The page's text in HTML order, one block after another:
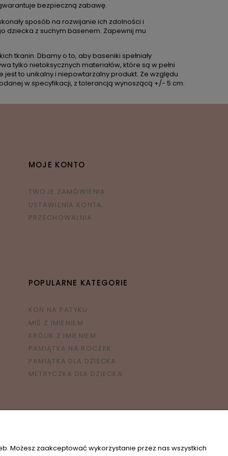
bezpieczną zabawę.
sposób na rozwijanie ich zdolności i
dziecka z suchym basenem. Zapewnij mu
tkanin. Dbamy o to, aby baseniki spełniały
tylko nietoksycznych materiałów, które są w pełni
to unikalny i niepowtarzalny produkt. Ze względu
w specyfikacji, z tolerancją wynoszącą +/- 5 cm.
MOJE KONTO
TWOJE ZAMÓWIENIA
USTAWIENIA KONTA
PRZECHOWALNIA
POPULARNE KATEGORIE
KOŃ NA PATYKU
MIŚ Z IMIENIEM
KRÓLIK Z IMIENIEM
PAMIĄTKA NA ROCZEK
PAMIĄTKA DLA DZIECKA
METRYCZKA DLA DZIECKA
Możesz zaakceptować wykorzystanie przez nas wszystkich